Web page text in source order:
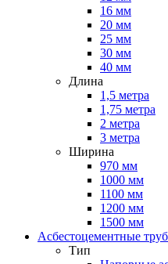
16 мм
20 мм
25 мм
30 мм
40 мм
Длина
1,5 метра
1,75 метра
2 метра
3 метра
Ширина
970 мм
1000 мм
1100 мм
1200 мм
1500 мм
Асбестоцементные
Тип